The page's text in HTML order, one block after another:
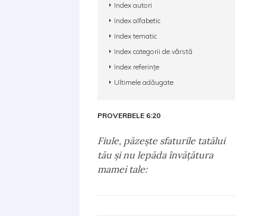
Index autori
Index alfabetic
Index tematic
Index categorii de vârstă
Index referințe
Ultimele adăugate
PROVERBELE 6:20
Fiule, păzeşte sfaturile tatălui
tău şi nu lepăda învăţătura
mamei tale: